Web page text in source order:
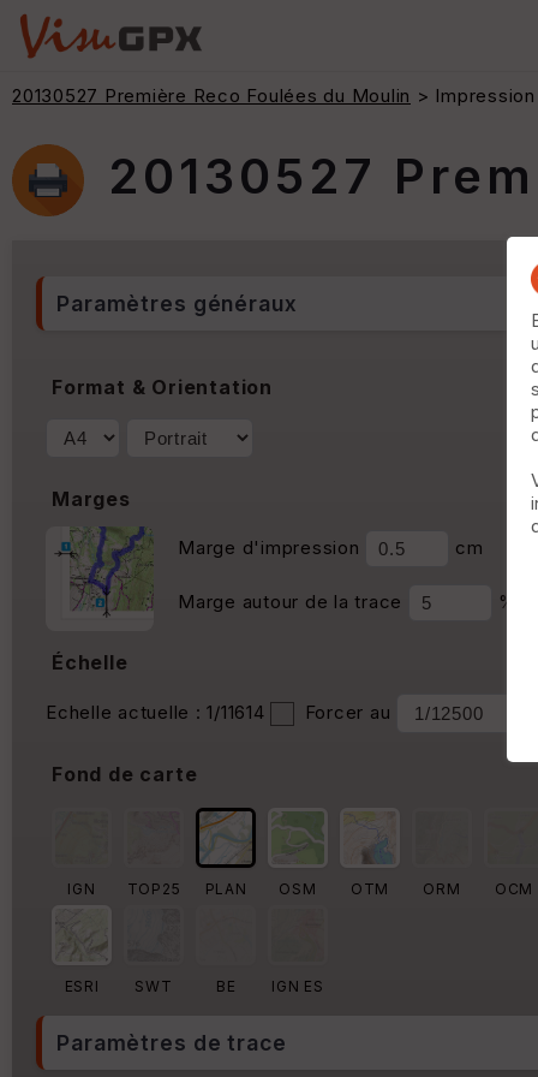
20130527 Première Reco Foulées du Moulin > Impression
20130527
Paramètres généraux
Format & Orientation
Marges
Marge d'impression cm
Marge autour de la trace %
Échelle
Echelle actuelle : 1/11614 Forcer au
Fond de carte
IGN TOP25 PLAN OSM OTM ORM OCM
ESRI SWT BE IGN ES
Paramètres de trace